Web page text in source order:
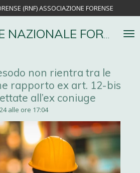
RETE NAZIONALE FORENSE
(RNF) ASSOCIAZIONE FORENSE
non rientra tra le
rapporto ex art. 12-bis
all’ex coniuge
alle ore 17:04